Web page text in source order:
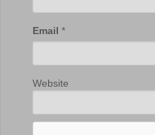
Email *
Website